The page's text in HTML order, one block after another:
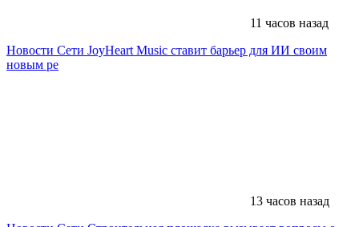
11 часов назад
Новости Сети JoyHeart Music ставит барьер для ИИ своим
новым ре
13 часов назад